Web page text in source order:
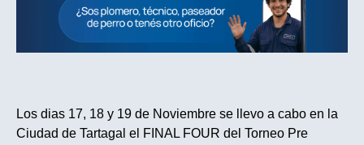
Los dias 17, 18 y 19 de Noviembre se llevo a cabo en la
Ciudad de Tartagal el FINAL FOUR del Torneo Pre